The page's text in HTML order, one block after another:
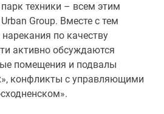
техники – всем этим
Group. Вместе с тем
по качеству
активно обсуждаются
помещения и подвалы
конфликты с управляющими